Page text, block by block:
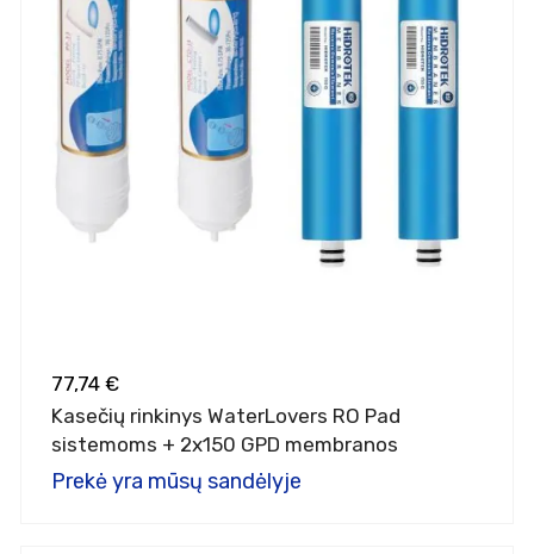
77,74 €
Kasečių rinkinys WaterLovers RO Pad
sistemoms + 2x150 GPD membranos
Prekė yra mūsų sandėlyje